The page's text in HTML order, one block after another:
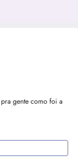
gente como foi a